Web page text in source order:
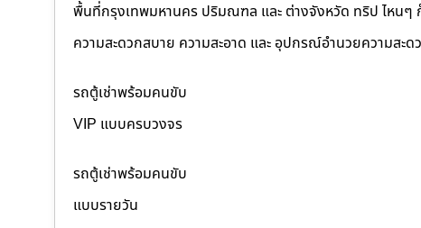
พื้นที่กรุงเทพมหานคร ปริมณฑล และ ต่างจังหวัด ทริป ไหนๆ
ความสะดวกสบาย ความสะอาด และ อุปกรณ์อำนวยความสะ
รถตู้เช่าพร้อมคนขับ
VIP แบบครบวงจร
รถตู้เช่าพร้อมคนขับ
แบบรายวัน